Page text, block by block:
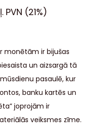
PVN (21%)
monētām ir bijušas
un aizsargā tā
pasaulē, kur
banku kartēs un
joprojām ir
veiksmes zīme.